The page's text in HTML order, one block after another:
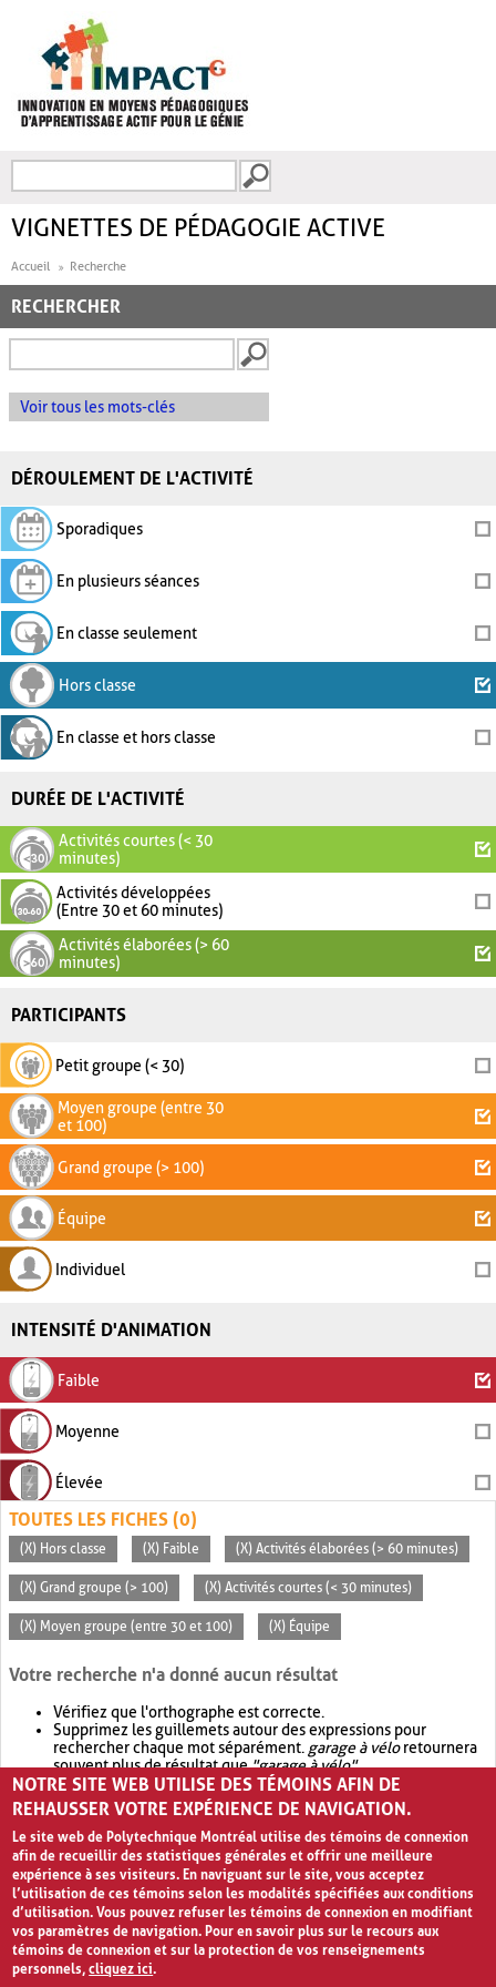
FORMULAIRE DE
VIGNETTES DE PÉDAGOGIE ACTIVE
Accueil Recherche
RECHERCHER
Voir tous les mots-clés
DÉROULEMENT DE L'ACTIVITÉ
Sporadiques
En plusieurs séances
En classe seulement
Hors classe
En classe et hors classe
DURÉE DE L'ACTIVITÉ
Activités courtes (< 30
minutes)
Activités développées
(Entre 30 et 60 minutes)
Activités élaborées (> 60
minutes)
PARTICIPANTS
Petit groupe (< 30)
Moyen groupe (entre 30
et 100)
Grand groupe (> 100)
Équipe
Individuel
INTENSITÉ D'ANIMATION
Faible
Moyenne
Élevée
TOUTES LES FICHES (0)
(X) Hors classe (X) Faible (X) Activités élaborées (> 60 minutes)
(X) Grand groupe (> 100) (X) Activités courtes (< 30 minutes)
(X) Moyen groupe (entre 30 et 100) (X) Équipe
Votre recherche n'a donné aucun résultat
Vérifiez que l'orthographe est correcte.
Supprimez les guillemets autour des expressions pour
rechercher chaque mot séparément. garage à véloretournera
souvent plus de résultat que"garage à vélo".
Envisagez d'élargir votre recherche avec OR.garage OR vélo
retournera souvent plus de résultat quegarage à vélo
NOTRE SITE WEB UTILISE DES TÉMOINS AFIN DE
REHAUSSER VOTRE EXPÉRIENCE DE NAVIGATION.
Le site web de Polytechnique Montréal utilise des témoins de connexion
afin de recueillir des statistiques générales et offrir une meilleure
expérience à ses visiteurs. En naviguant sur le site, vous acceptez
l’utilisation de ces témoins selon les modalités spécifiées aux conditions
d’utilisation. Vous pouvez refuser les témoins de connexion en modifiant
vos paramètres de navigation. Pour en savoir plus sur le recours aux
témoins de connexion et sur la protection de vos renseignements
personnels,cliquez ici.